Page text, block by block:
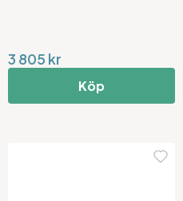
3 805 kr
Köp